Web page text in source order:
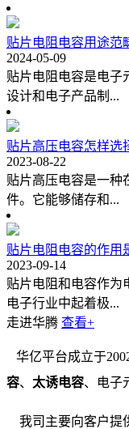
贴片电阻电容用途范
2024-05-09
贴片电阻电容是电子
设计和电子产品制...
贴片高压电容怎样选
2023-08-22
贴片高压电容是一种
件。它能够储存和...
贴片电阻电容的作用
2023-09-14
贴片电阻和电容作为
电子行业中起着极...
走进华腾 查看+
华亿平台成立于
容、 太诱电容、电子
我司主要向客户提